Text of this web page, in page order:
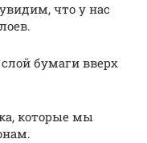
что у нас
бумаги вверх
которые мы